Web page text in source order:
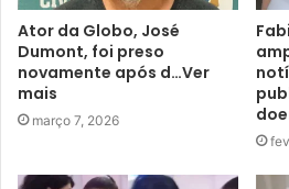
Ator da Globo, José
Dumont, foi preso
novamente após d…Ver
mais
março 7, 2026